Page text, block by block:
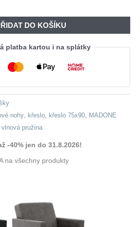
DO KOŠÍKU
platba kartou i na splátky
nohy, křeslo, křeslo 75x90, MADONE
vlnová pružina
-40% jen do 31.8.2026!
na všechny produkty